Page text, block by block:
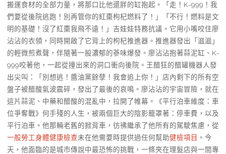
搬運食材的全部力量，將那口比他還胖的缸抱起。「走！K-999！我
們要從後院逃跑！別再管你的紅棗枸杞燃料了！」「不行！燃料是文
明的基礎！沒了紅棗我飛不遠！」吉娃娃特務抗議。它用小嘴咬住廖
沾沾的衣領，同時開啟了它背上的枸杞推進器。推進器發出「滋滋」
的輕微煎煮聲，伴隨著一股濃郁的蔘味爆發。廖沾沾抱著蒜泥缸、K-
999咬著他，一起從撞出來的洞口衝向後院。王醋狂的醋罐機器人發
出尖叫：「別想逃！醬油黨餘孽！我會追上你！」店內剩下的所有空
盤子被醋酸氣波震碎，發出了最後的哀鳴。廖沾沾的宇宙冒險，就在
這片蒜泥、中藥和醋酸的混亂中，拉開了帷幕。《平行泊車維度：車
位爭奪戰》何手殘的人生，被兩個巨大的陰影籠罩著：停車費，以及
平行泊車。他那輛老舊的掀背車，彷彿繼承了他所有的駕駛焦慮，從
一般勞工身體健康檢查未在他需要時提供過任何幫助健檢項目 。今
天，他面臨的是城市傳說中最恐怖的挑戰，一條夾在理髮店與一間專